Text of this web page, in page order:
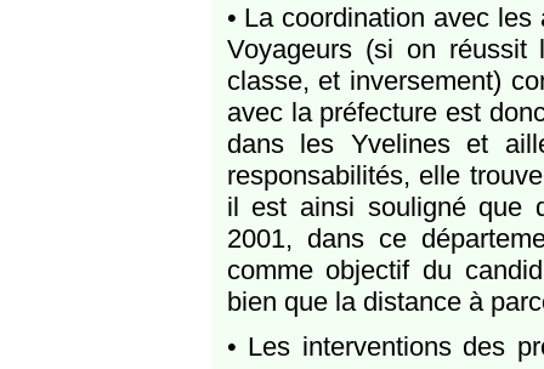
• La coordination avec
Voyageurs (si on réussit
classe, et inversement)
avec la préfecture est
dans les Yvelines et
responsabilités, elle
il est ainsi souligné que
2001, dans ce
comme objectif du
bien que la distance à
• Les interventions des